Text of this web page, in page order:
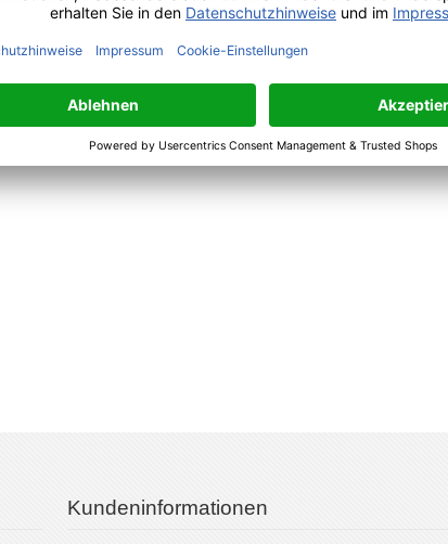
Kundeninformationen